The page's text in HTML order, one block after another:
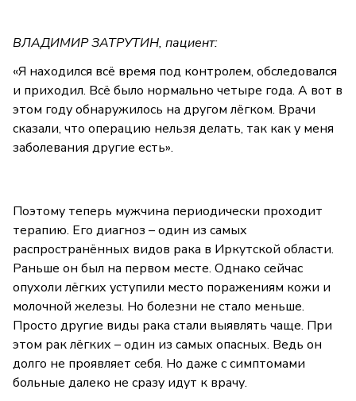
ВЛАДИМИР ЗАТРУТИН, пациент:
«Я находился всё время под контролем, обследовался
и приходил. Всё было нормально четыре года. А вот в
этом году обнаружилось на другом лёгком. Врачи
сказали, что операцию нельзя делать, так как у меня
заболевания другие есть».
Поэтому теперь мужчина периодически проходит
терапию. Его диагноз – один из самых
распространённых видов рака в Иркутской области.
Раньше он был на первом месте. Однако сейчас
опухоли лёгких уступили место поражениям кожи и
молочной железы. Но болезни не стало меньше.
Просто другие виды рака стали выявлять чаще. При
этом рак лёгких – один из самых опасных. Ведь он
долго не проявляет себя. Но даже с симптомами
больные далеко не сразу идут к врачу.